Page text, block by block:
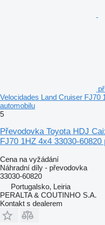
Velocidades Land Cruiser FJ70
automobilu
5
Převodovka Toyota HDJ
FJ70 1HZ 4x4 33030-60820
Cena na vyžádání
Náhradní díly - převodovka
33030-60820
Portugalsko, Leiria
PERALTA & COUTINHO S.A.
Kontakt s dealerem